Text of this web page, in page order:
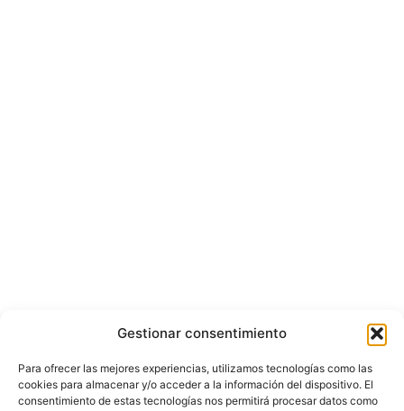
Gestionar consentimiento
Para ofrecer las mejores experiencias, utilizamos tecnologías como las
cookies para almacenar y/o acceder a la información del dispositivo. El
consentimiento de estas tecnologías nos permitirá procesar datos como